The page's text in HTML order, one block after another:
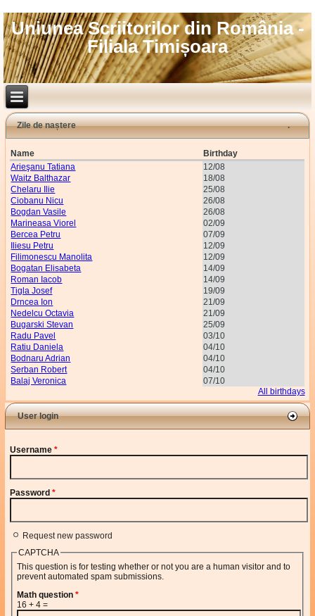
Uniunea Scriitorilor din România -
Filiala Timișoara
Zile de naștere
Name
Birthday
Arieşanu Tatiana
12/08
Waitz Balthazar
18/08
Chelaru Ilie
25/08
Ciobanu Nicu
26/08
Bogdan Vasile
26/08
Marineasa Viorel
02/09
Bercea Petru
07/09
Iliesu Petru
12/09
Filimonescu Manolita
12/09
Bogatan Elisabeta
14/09
Roman Iacob
14/09
Tigla Josef
19/09
Drncea Ion
21/09
Nedelcu Octavia
21/09
Bugarski Stevan
25/09
Radu Pavel
03/10
Ratiu Daniela
04/10
Bodnaru Adrian
04/10
Serban Robert
04/10
Balaj Veronica
07/10
All birthdays
User login
Username*
Password*
Request new password
CAPTCHA
This question is for testing whether or not you are a human visitor and to
prevent automated spam submissions.
Math question*
16 + 4 =